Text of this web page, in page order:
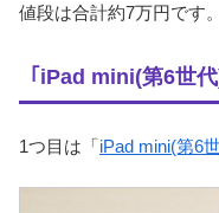
値段は合計約7万円です。
｢iPad mini(第6世
1つ目は「iPad mini(第6